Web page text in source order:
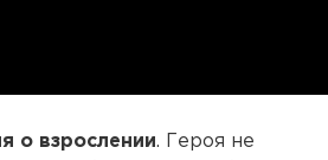
о взрослении. Героя не